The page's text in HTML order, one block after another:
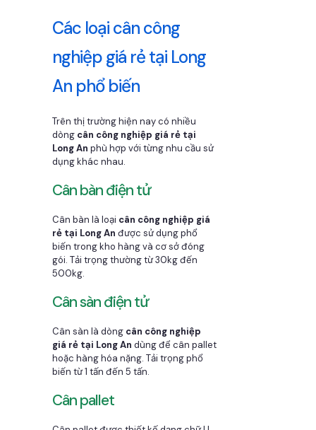
Các loại cân công
nghiệp giá rẻ tại Long
An phổ biến
Trên thị trường hiện nay có nhiều
dòng cân công nghiệp giá rẻ tại
Long An phù hợp với từng nhu cầu sử
dụng khác nhau.
Cân bàn điện tử
Cân bàn là loại cân công nghiệp giá
rẻ tại Long An được sử dụng phổ
biến trong kho hàng và cơ sở đóng
gói. Tải trọng thường từ 30kg đến
500kg.
Cân sàn điện tử
Cân sàn là dòng cân công nghiệp
giá rẻ tại Long An dùng để cân pallet
hoặc hàng hóa nặng. Tải trọng phổ
biến từ 1 tấn đến 5 tấn.
Cân pallet